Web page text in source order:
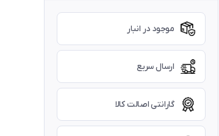
موجود در انبار
ارسال سریع
گارانتی اصالت کالا